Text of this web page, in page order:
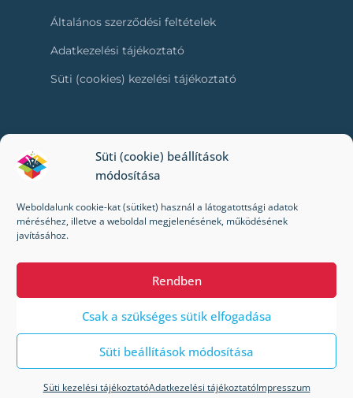
Süti (cookie) beállítások
módosítása
Weboldalunk cookie-kat (sütiket) használ a látogatottsági adatok
méréséhez, illetve a weboldal megjelenésének, működésének
javításához.
Rendben
Csak a szükséges sütik elfogadása
Süti beállítások módosítása
Süti kezelési tájékoztatóAdatkezelési tájékoztatóImpresszum
A Toybox webáruházban a megrendelés/kiszállítás
jelenleg szünetel! Hamarosan visszatérünk.
Bezárás
Általános szerződési feltételek
Adatkezelési tájékoztató
Süti (cookies) kezelési tájékoztató
RÓLUNK
Kik vagyunk mi?